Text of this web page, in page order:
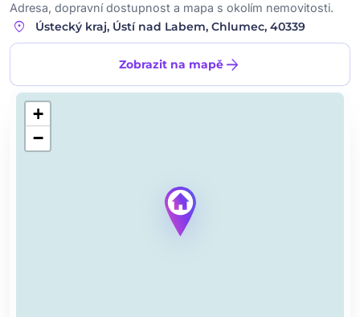
Adresa, dopravní dostupnost a mapa s okolím nemovitosti.
location_on Ústecký kraj, Ústí nad Labem, Chlumec, 40339
Zobrazit na mapěarrow_forward
+
−